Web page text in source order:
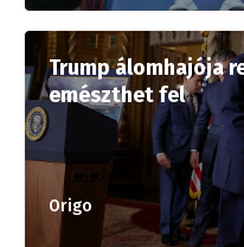
Trump álomhajója
emészthet fel
Origo